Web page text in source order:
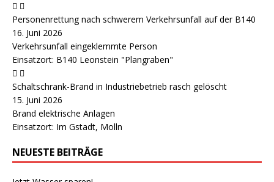
Personenrettung nach schwerem Verkehrsunfall auf der B140
16. Juni 2026
Verkehrsunfall eingeklemmte Person
Einsatzort: B140 Leonstein "Plangraben"
Schaltschrank-Brand in Industriebetrieb rasch gelöscht
15. Juni 2026
Brand elektrische Anlagen
Einsatzort: Im Gstadt, Molln
NEUESTE BEITRÄGE